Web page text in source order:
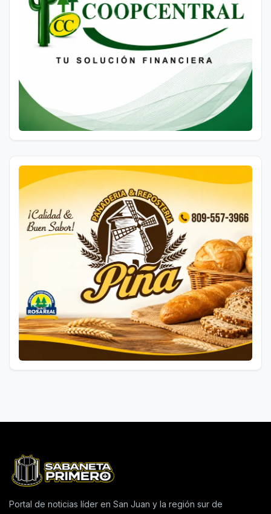
Portal de noticias líder en San Juan y la región sur de